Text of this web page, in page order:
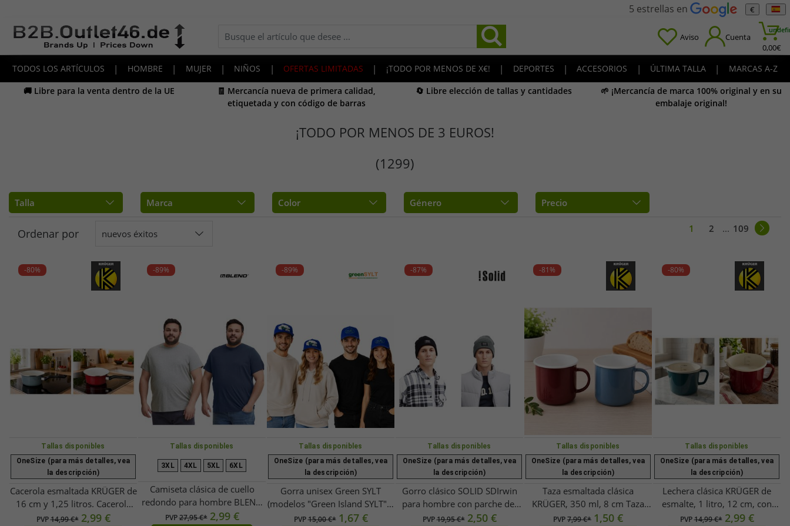
5 estrellas en €
Aviso Cuenta
0,00€
TODOS LOS ARTÍCULOS | HOMBRE | MUJER | NIÑOS | OFERTAS LIMITADAS | ¡TODO POR MENOS DE X€! | DEPORTES | ACCESORIOS | ÚLTIMA TALLA |
MARCAS A-Z
🚚 Libre para la venta dentro de la UE
🧾 Mercancía nueva de primera calidad,
etiquetada y con código de barras
🔄 Libre elección de tallas y cantidades
🌱 ¡Mercancía de marca 100% original y en su
embalaje original!
¡TODO POR MENOS DE 3 EUROS!
(1299)
Talla Marca Color Género Precio
Ordenar por nuevos éxitos 1 2 ... 109
-80%
Tallas disponibles
OneSize (para más detalles, vea
la descripción)
Cacerola esmaltada KRÜGER de
16 cm y 1,25 litros. Cacerola
robusta con revestimiento
PVP14,99 €* 2,99 €
-89%
Tallas disponibles
3XL 4XL 5XL 6XL
Camiseta clásica de cuello
redondo para hombre BLEND
BHGila BT, tallas grandes
PVP27,95 €* 2,99 €
-89%
Tallas disponibles
OneSize (para más detalles, vea
la descripción)
Gorra unisex Green SYLT
(modelos "Green Island SYLT" y
"Windsurf World Cup SYLT")
PVP15,00 €* 1,67 €
-87%
Tallas disponibles
OneSize (para más detalles, vea
la descripción)
Gorro clásico SOLID SDIrwin
para hombre con parche del
logo, de punto (modelo
PVP19,95 €* 2,50 €
-81%
Tallas disponibles
OneSize (para más detalles, vea
la descripción)
Taza esmaltada clásica
KRÜGER, 350 ml, 8 cm Taza
resistente de acero esmaltado
PVP7,99 €* 1,50 €
-80%
Tallas disponibles
OneSize (para más detalles, vea
la descripción)
Lechera clásica KRÜGER de
esmalte, 1 litro, 12 cm, con
práctico pico vertedor y escala
PVP14,99 €* 2,99 €